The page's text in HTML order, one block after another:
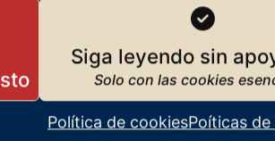
Siga leyendo sin
Política de cookiesPoíticas
contemporánea de defender lo
allá de ella
. Y hay una selva
la selva educativa.
de leer y escribir literatura se
sin embargo, esas habilidades se